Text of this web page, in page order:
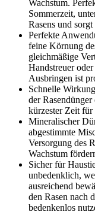
Wachstum.
Sommerzeit,
Rasens und
Perfekte
feine Körnung
gleichmäßige
Handstreuer
Ausbringen ist
Schnelle
der
kürzester Zeit für
Mineralischer
abgestimmte
Versorgung des
Wachstum
Sicher für
unbedenklich,
ausreichend
den Rasen nach
bedenkenlos